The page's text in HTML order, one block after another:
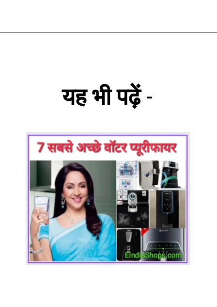
यह भी पढ़ें-